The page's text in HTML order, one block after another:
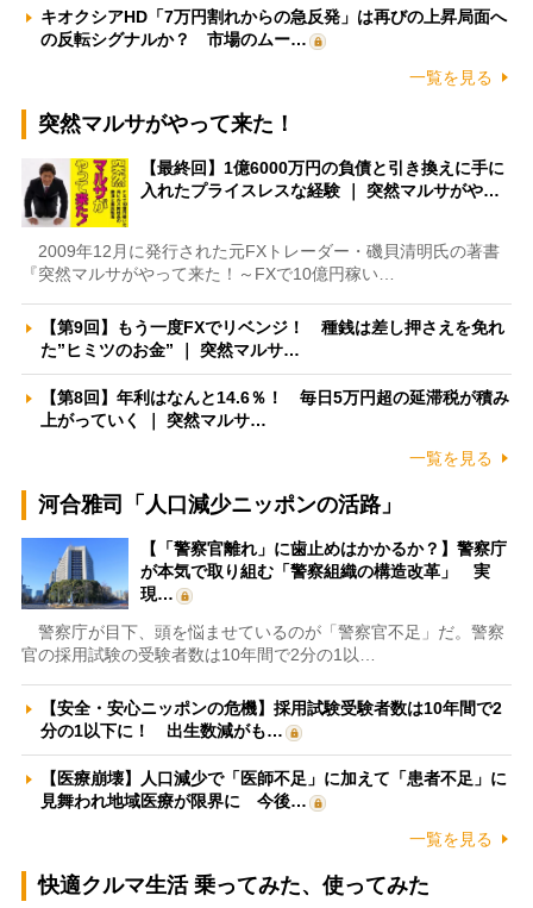
キオクシアHD「7万円割れからの急反発」は再びの上昇局面へ
の反転シグナルか？ 市場のムー…
一覧を見る
突然マルサがやって来た！
【最終回】1億6000万円の負債と引き換えに手に
入れたプライスレスな経験 ｜ 突然マルサがや…
2009年12月に発行された元FXトレーダー・磯貝清明氏の著書
『突然マルサがやって来た！～FXで10億円稼い…
【第9回】もう一度FXでリベンジ！ 種銭は差し押さえを免れ
た”ヒミツのお金” ｜ 突然マルサ…
【第8回】年利はなんと14.6％！ 毎日5万円超の延滞税が積み
上がっていく ｜ 突然マルサ…
一覧を見る
河合雅司「人口減少ニッポンの活路」
【「警察官離れ」に歯止めはかかるか？】警察庁
が本気で取り組む「警察組織の構造改革」 実
現…
警察庁が目下、頭を悩ませているのが「警察官不足」だ。警察
官の採用試験の受験者数は10年間で2分の1以…
【安全・安心ニッポンの危機】採用試験受験者数は10年間で2
分の1以下に！ 出生数減がも…
【医療崩壊】人口減少で「医師不足」に加えて「患者不足」に
見舞われ地域医療が限界に 今後…
一覧を見る
快適クルマ生活 乗ってみた、使ってみた